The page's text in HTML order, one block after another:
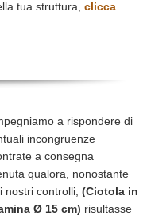
tua struttura, clicca
a rispondere di
incongruenze
a consegna
qualora, nonostante
nostri controlli, (Ciotola in
Ø 15 cm) risultasse